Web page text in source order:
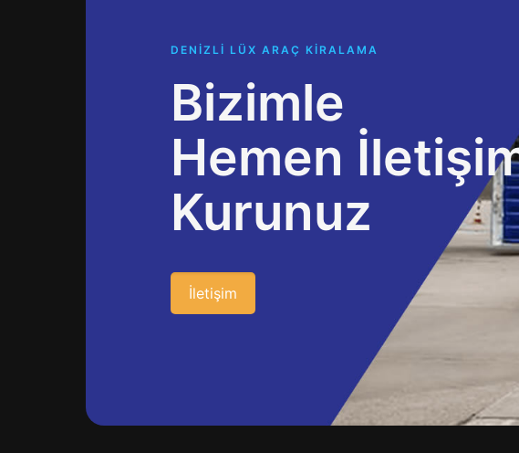
DENİZLİ LÜX ARAÇ KİRALAMA
Bizimle
Hemen
Kurunuz
İletişim